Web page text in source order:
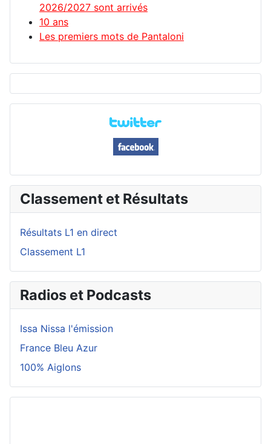
2026/2027 sont arrivés
10 ans
Les premiers mots de Pantaloni
Classement et Résultats
Résultats L1 en direct
Classement L1
Radios et Podcasts
Issa Nissa l'émission
France Bleu Azur
100% Aiglons